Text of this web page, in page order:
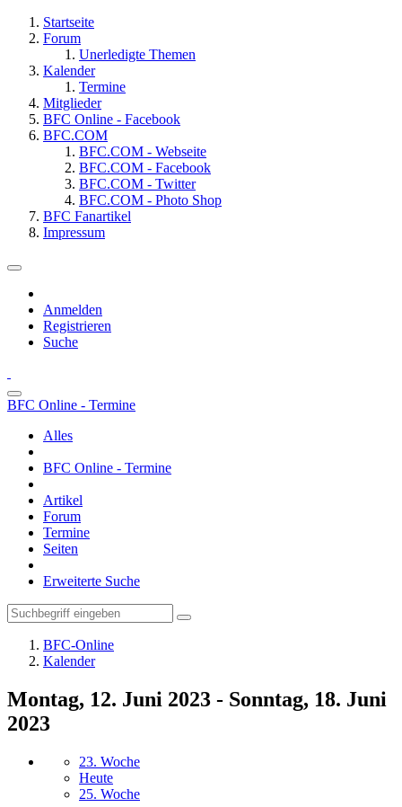
Startseite
Forum
Unerledigte Themen
Kalender
Termine
Mitglieder
BFC Online - Facebook
BFC.COM
BFC.COM - Webseite
BFC.COM - Facebook
BFC.COM - Twitter
BFC.COM - Photo Shop
BFC Fanartikel
Impressum
Anmelden
Registrieren
Suche
BFC Online - Termine
Alles
BFC Online - Termine
Artikel
Forum
Termine
Seiten
Erweiterte Suche
BFC-Online
Kalender
Montag, 12. Juni 2023 - Sonntag, 18. Juni
2023
23. Woche
Heute
25. Woche